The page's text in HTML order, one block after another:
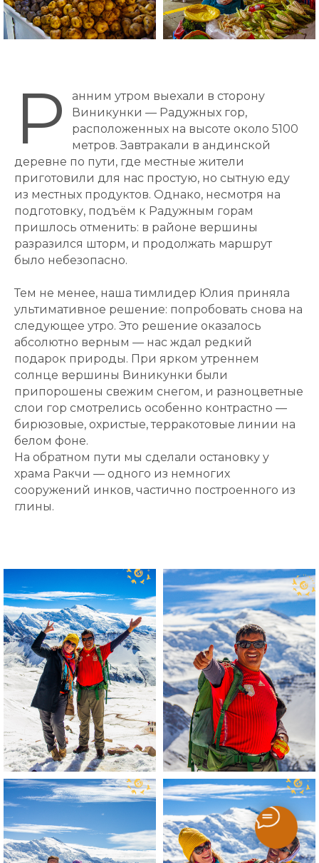
Р
анним утром выехали в сторону
Виникунки — Радужных гор,
расположенных на высоте около 5100
метров. Завтракали в андинской
деревне по пути, где местные жители
приготовили для нас простую, но сытную еду
из местных продуктов. Однако, несмотря на
подготовку, подъём к Радужным горам
пришлось отменить: в районе вершины
разразился шторм, и продолжать маршрут
было небезопасно.
Тем не менее, наша тимлидер Юлия приняла
ультимативное решение: попробовать снова на
следующее утро. Это решение оказалось
абсолютно верным — нас ждал редкий
подарок природы. При ярком утреннем
солнце вершины Виникунки были
припорошены свежим снегом, и разноцветные
слои гор смотрелись особенно контрастно —
бирюзовые, охристые, терракотовые линии на
белом фоне.
На обратном пути мы сделали остановку у
храма Ракчи — одного из немногих
сооружений инков, частично построенного из
глины.